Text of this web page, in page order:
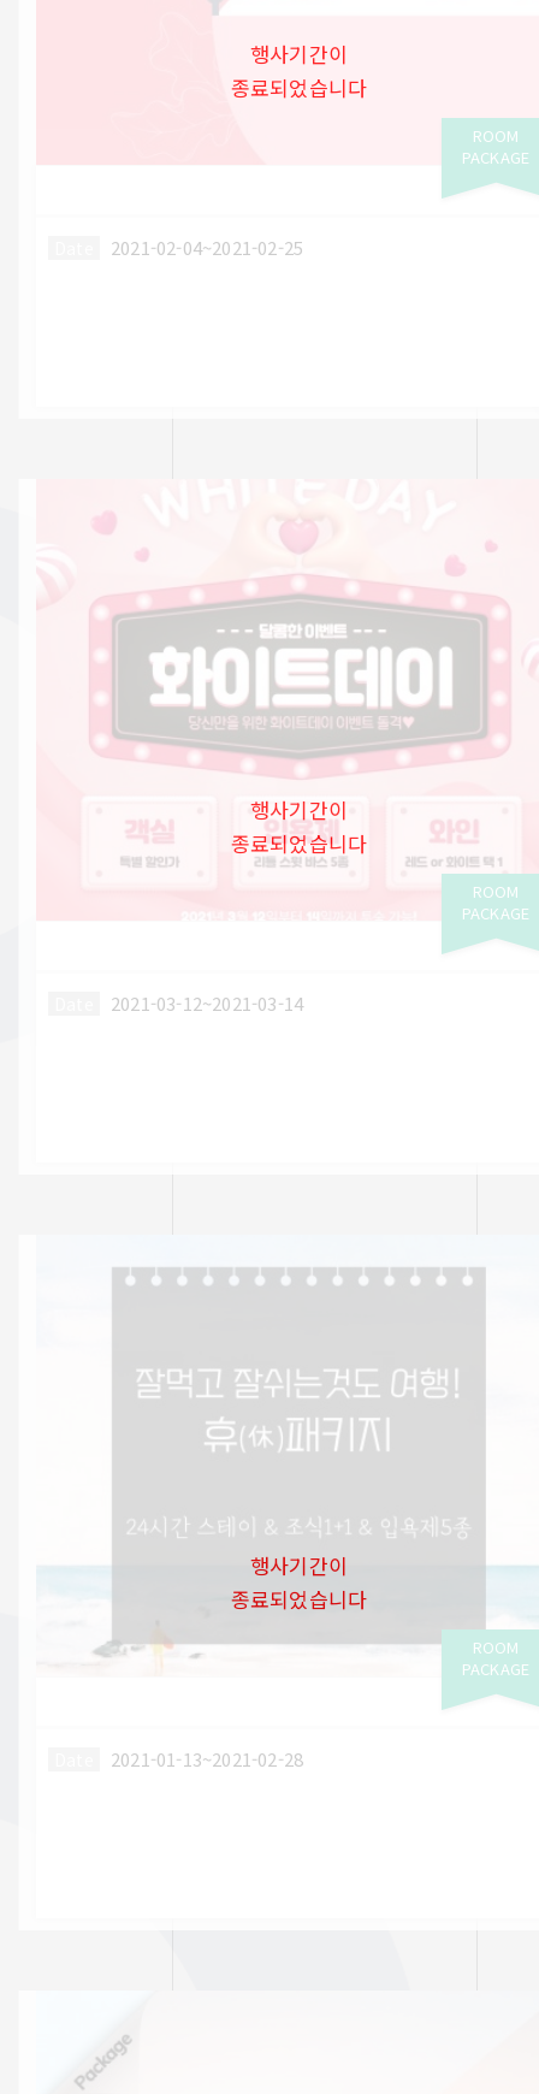
ROOM
PACKAGE
행사기간이
종료되었습니다
2021-02-04~2021-02-25
ROOM
PACKAGE
행사기간이
종료되었습니다
2021-03-12~2021-03-14
ROOM
PACKAGE
행사기간이
종료되었습니다
2021-01-13~2021-02-28